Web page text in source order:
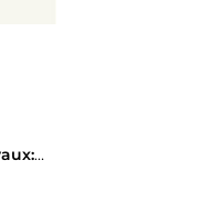
Champagne Devaux: The Luxury Of Time